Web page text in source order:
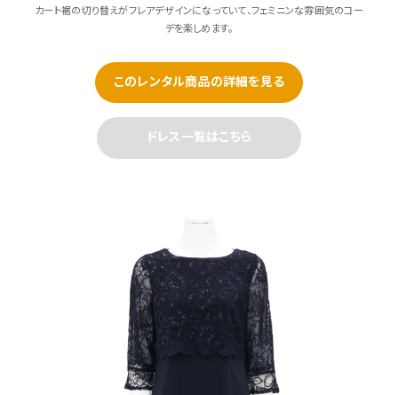
カート裾の切り替えがフレアデザインになっていて、フェミニンな雰囲気のコー
デを楽しめます。
このレンタル商品の詳細を見る
ドレス一覧はこちら